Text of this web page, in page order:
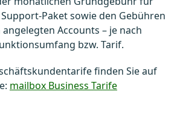
Paket sowie den Gebühren
Accounts – je nach
bzw. Tarif.
finden Sie auf
mailbox Business Tarife